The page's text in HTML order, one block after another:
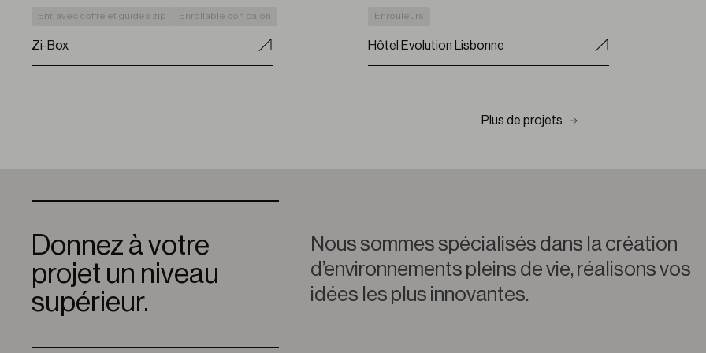
Enr. avec coffre et guides zip Enrollable con cajón
Zi-Box
Enrouleurs
Hôtel Evolution Lisbonne
Plus de projets
Donnez à votre
projet un niveau
supérieur.
Nous sommes spécialisés dans la création
d’environnements pleins de vie, réalisons vos
idées les plus innovantes.